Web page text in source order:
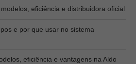
eficiência e distribuidora oficial
e por que usar no sistema
eficiência e vantagens na Aldo